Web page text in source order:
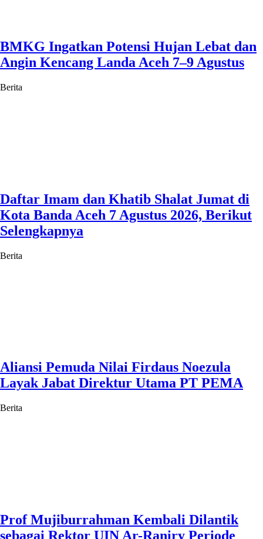
BMKG Ingatkan Potensi Hujan Lebat dan
Angin Kencang Landa Aceh 7–9 Agustus
Berita
Daftar Imam dan Khatib Shalat Jumat di
Kota Banda Aceh 7 Agustus 2026, Berikut
Selengkapnya
Berita
Aliansi Pemuda Nilai Firdaus Noezula
Layak Jabat Direktur Utama PT PEMA
Berita
Prof Mujiburrahman Kembali Dilantik
sebagai Rektor UIN Ar-Raniry Periode